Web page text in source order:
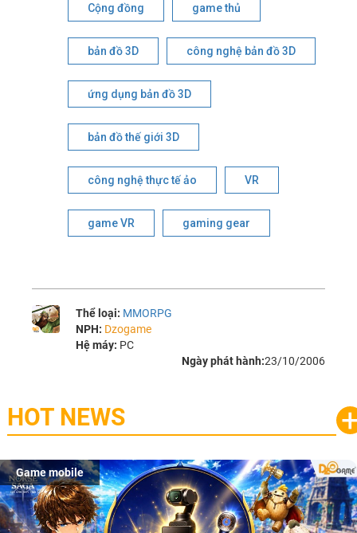
Cộng đồng game thủ
bản đồ 3D công nghệ bản đồ 3D
ứng dụng bản đồ 3D
bản đồ thế giới 3D
công nghệ thực tế ảo VR
game VR gaming gear
Thể loại: MMORPG
NPH: Dzogame
Hệ máy: PC
Ngày phát hành:23/10/2006
HOT NEWS
Game mobile